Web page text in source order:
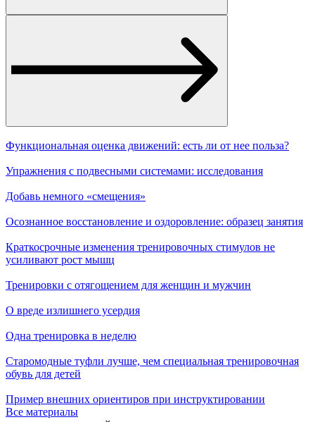
Функциональная оценка движений: есть ли от нее польза?
Упражнения с подвесными системами: исследования
Добавь немного «смещения»
Осознанное восстановление и оздоровление: образец занятия
Краткосрочные изменения тренировочных стимулов не
усиливают рост мышц
Тренировки с отягощением для женщин и мужчин
О вреде излишнего усердия
Одна тренировка в неделю
Старомодные туфли лучше, чем специальная тренировочная
обувь для детей
Пример внешних ориентиров при инструктировании
Все материалы